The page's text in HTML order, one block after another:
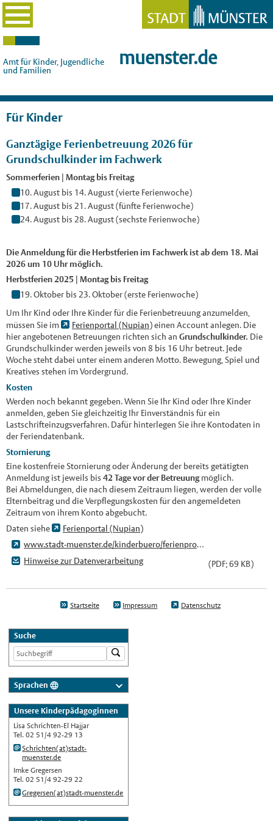
Amt für Kinder, Jugendliche
und Familien
muenster.de
Für Kinder
Ganztägige Ferienbetreuung 2026 für
Grundschulkinder im Fachwerk
Sommerferien | Montag bis Freitag
10. August bis 14. August (vierte Ferienwoche)
17. August bis 21. August (fünfte Ferienwoche)
24. August bis 28. August (sechste Ferienwoche)
Die Anmeldung für die Herbstferien im Fachwerk ist ab dem 18. Mai
2026 um 10 Uhr möglich.
Herbstferien 2025 | Montag bis Freitag
19. Oktober bis 23. Oktober (erste Ferienwoche)
Um Ihr Kind oder Ihre Kinder für die Ferienbetreuung anzumelden,
müssen Sie im
Ferienportal (Nupian)einen Account anlegen. Die
hier angebotenen Betreuungen richten sich an Grundschulkinder. Die
Grundschulkinder werden jeweils von 8 bis 16 Uhr betreut. Jede
Woche steht dabei unter einem anderen Motto. Bewegung, Spiel und
Kreatives stehen im Vordergrund.
Kosten
Werden noch bekannt gegeben. Wenn Sie Ihr Kind oder Ihre Kinder
anmelden, geben Sie gleichzeitig Ihr Einverständnis für ein
Lastschrifteinzugsverfahren. Dafür hinterlegen Sie ihre Kontodaten in
der Feriendatenbank.
Stornierung
Eine kostenfreie Stornierung oder Änderung der bereits getätigten
Anmeldung ist jeweils bis 42 Tage vor der Betreuungmöglich.
Bei Abmeldungen, die nach diesem Zeitraum liegen, werden der volle
Elternbeitrag und die Verpflegungskosten für den angemeldeten
Zeitraum von ihrem Konto abgebucht.
Daten siehe
Ferienportal (Nupian)
www.stadt-muenster.de/kinderbuero/ferienprogramme
Hinweise zur Datenverarbeitung
(PDF; 69 KB)
Startseite Impressum Datenschutz
Suche
Sprachen
Nederlands
English
Українська
Türkçe
اللغة العربية
Français
Unsere Kinderpädagoginnen
Lisa Schrichten-El Hajjar
Tel. 02 51/4 92-29 13
Schrichten(at)stadt-
muenster.de
Imke Gregersen
Tel. 02 51/4 92-29 22
Gregersen(at)stadt-muenster.de